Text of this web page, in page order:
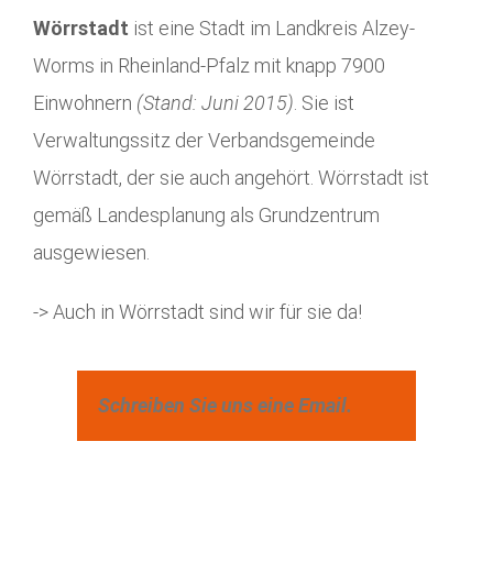
Wörrstadt ist eine Stadt im Landkreis Alzey-
Worms in Rheinland-Pfalz mit knapp 7900
Einwohnern (Stand: Juni 2015) . Sie ist
Verwaltungssitz der Verbandsgemeinde
Wörrstadt, der sie auch angehört. Wörrstadt ist
gemäß Landesplanung als Grundzentrum
ausgewiesen.
-> Auch in Wörrstadt sind wir für sie da!
Schreiben Sie uns eine Email.